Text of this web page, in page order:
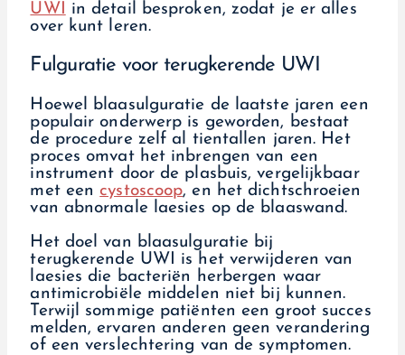
UWI in detail besproken, zodat je er alles
over kunt leren.
Fulguratie voor terugkerende UWI
Hoewel blaasulguratie de laatste jaren een
populair onderwerp is geworden, bestaat
de procedure zelf al tientallen jaren. Het
proces omvat het inbrengen van een
instrument door de plasbuis, vergelijkbaar
met een cystoscoop, en het dichtschroeien
van abnormale laesies op de blaaswand.
Het doel van blaasulguratie bij
terugkerende UWI is het verwijderen van
laesies die bacteriën herbergen waar
antimicrobiële middelen niet bij kunnen.
Terwijl sommige patiënten een groot succes
melden, ervaren anderen geen verandering
of een verslechtering van de symptomen.